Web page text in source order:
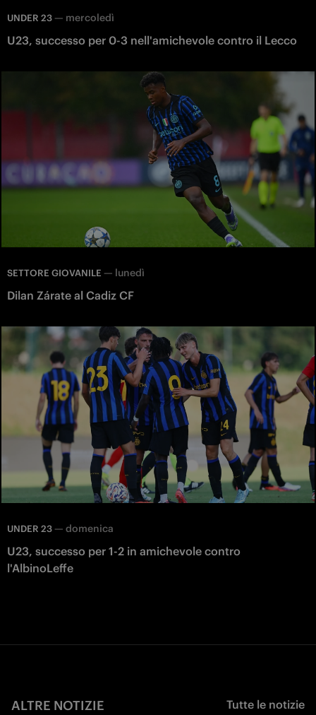
UNDER 23 — mercoledì
U23, successo per 0-3 nell'amichevole contro il Lecco
SETTORE GIOVANILE — lunedì
Dilan Zárate al Cadiz CF
UNDER 23 — domenica
U23, successo per 1-2 in amichevole contro
l'AlbinoLeffe
ALTRE NOTIZIE Tutte le notizie